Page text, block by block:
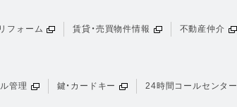
フォーム 賃貸・売買物件情報 不動産仲介
管理 鍵・カードキー 24時間コールセンター